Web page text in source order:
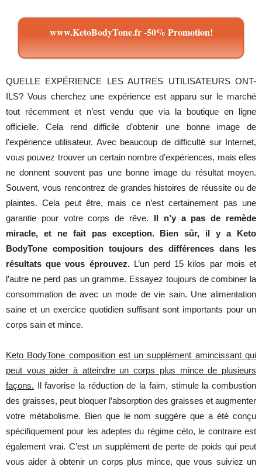
www.KetoBodyTone.fr -50% Promotion!
QUELLE EXPÉRIENCE LES AUTRES UTILISATEURS ONT-
ILS? Vous cherchez une expérience est apparu sur le marché
tout récemment et n’est vendu que via la boutique en ligne
officielle. Cela rend difficile d’obtenir une bonne image de
l’expérience utilisateur. Avec beaucoup de difficulté sur Internet,
vous pouvez trouver un certain nombre d’expériences, mais elles
ne donnent souvent pas une bonne image du résultat moyen.
Souvent, vous rencontrez de grandes histoires de réussite ou de
plaintes. Cela peut être, mais ce n’est certainement pas une
garantie pour votre corps de rêve. Il n’y a pas de remède
miracle, et ne fait pas exception. Bien sûr, il y a Keto
BodyTone composition toujours des différences dans les
résultats que vous éprouvez.L’un perd 15 kilos par mois et
l’autre ne perd pas un gramme. Essayez toujours de combiner la
consommation de avec un mode de vie sain. Une alimentation
saine et un exercice quotidien suffisant sont importants pour un
corps sain et mince.
Keto BodyTone composition est un supplément amincissant qui
peut vous aider à atteindre un corps plus mince de plusieurs
façons. Il favorise la réduction de la faim, stimule la combustion
des graisses, peut bloquer l’absorption des graisses et augmenter
votre métabolisme. Bien que le nom suggère que a été conçu
spécifiquement pour les adeptes du régime céto, le contraire est
également vrai. C’est un supplément de perte de poids qui peut
vous aider à obtenir un corps plus mince, que vous suiviez un